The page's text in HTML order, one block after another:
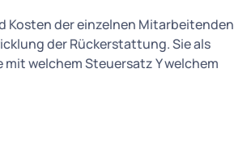
Kosten der einzelnen Mitarbeitenden
der Rückerstattung. Sie als
welchem Steuersatz Y welchem